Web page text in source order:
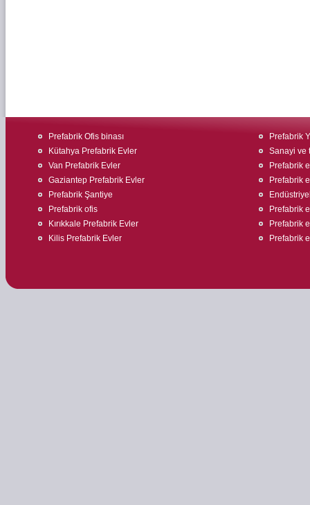
Prefabrik Ofis binası
Kütahya Prefabrik Evler
Van Prefabrik Evler
Gaziantep Prefabrik Evler
Prefabrik Şantiye
Prefabrik ofis
Kırıkkale Prefabrik Evler
Kilis Prefabrik Evler
Prefabrik
Sanayi ve
Prefabrik
Prefabrik
Prefabrik
Prefabrik
Prefabrik